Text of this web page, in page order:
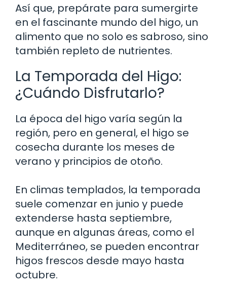
Así que, prepárate para sumergirte
en el fascinante mundo del higo, un
alimento que no solo es sabroso, sino
también repleto de nutrientes.
La Temporada del Higo:
¿Cuándo Disfrutarlo?
La época del higo varía según la
región, pero en general, el higo se
cosecha durante los meses de
verano y principios de otoño.
En climas templados, la temporada
suele comenzar en junio y puede
extenderse hasta septiembre,
aunque en algunas áreas, como el
Mediterráneo, se pueden encontrar
higos frescos desde mayo hasta
octubre.